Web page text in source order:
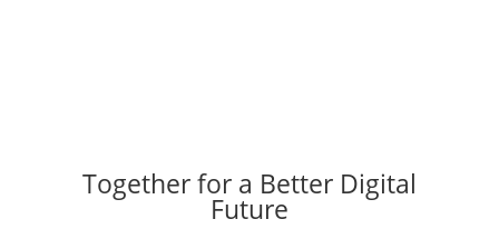
Together for a Better Digital
Future